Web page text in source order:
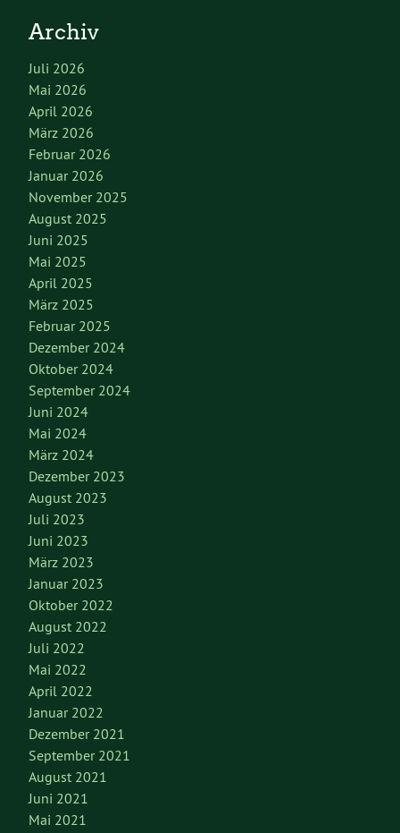
Archiv
Juli 2026
Mai 2026
April 2026
März 2026
Februar 2026
Januar 2026
November 2025
August 2025
Juni 2025
Mai 2025
April 2025
März 2025
Februar 2025
Dezember 2024
Oktober 2024
September 2024
Juni 2024
Mai 2024
März 2024
Dezember 2023
August 2023
Juli 2023
Juni 2023
März 2023
Januar 2023
Oktober 2022
August 2022
Juli 2022
Mai 2022
April 2022
Januar 2022
Dezember 2021
September 2021
August 2021
Juni 2021
Mai 2021